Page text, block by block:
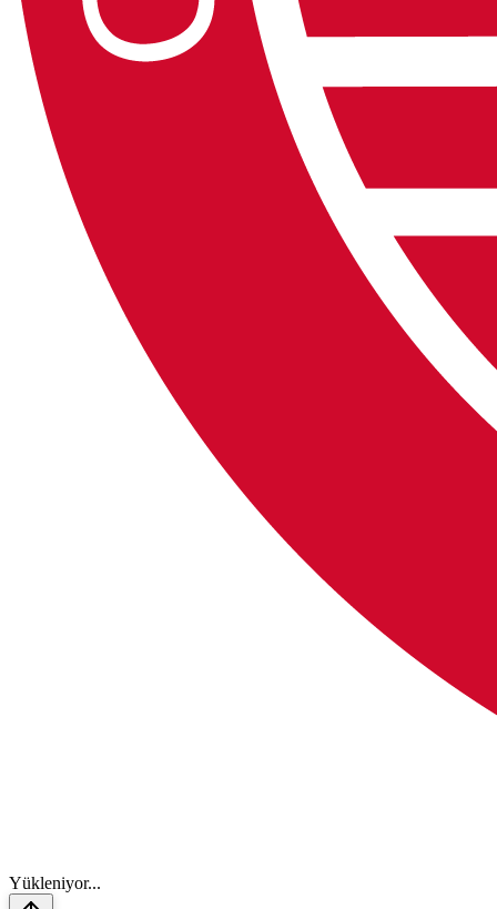
Yükleniyor...